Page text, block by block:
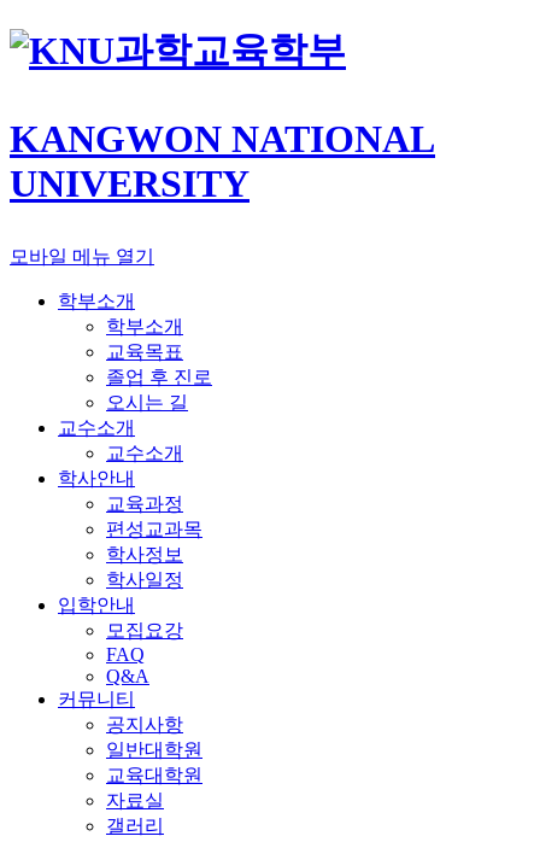
과학교육학부
KANGWON NATIONAL
UNIVERSITY
모바일 메뉴 열기
학부소개
학부소개
교육목표
졸업 후 진로
오시는 길
교수소개
교수소개
학사안내
교육과정
편성교과목
학사정보
학사일정
입학안내
모집요강
FAQ
Q&A
커뮤니티
공지사항
일반대학원
교육대학원
자료실
갤러리